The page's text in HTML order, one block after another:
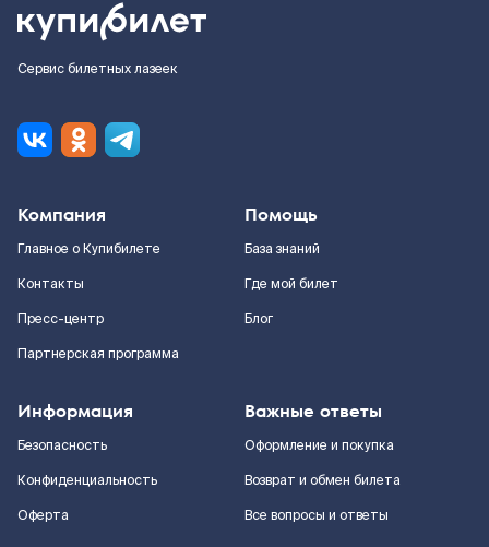
Сервис билетных лазеек
Компания
Главное о Купибилете
Контакты
Пресс-центр
Партнерская программа
Помощь
База знаний
Где мой билет
Блог
Информация
Безопасность
Конфиденциальность
Оферта
Важные ответы
Оформление и покупка
Возврат и обмен билета
Все вопросы и ответы